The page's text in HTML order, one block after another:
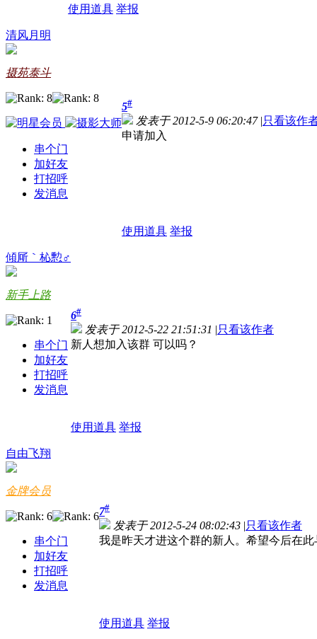
使用道具 举报
清风月明
摄苑泰斗
串个门
加好友
打招呼
发消息
5#
发表于 2012-5-9 06:20:47 |只看该作
申请加入
使用道具 举报
傾厛｀杺憅♂
新手上路
串个门
加好友
打招呼
发消息
6#
发表于 2012-5-22 21:51:31 |只看该作者
新人想加入该群 可以吗？
使用道具 举报
自由飞翔
金牌会员
串个门
加好友
打招呼
发消息
7#
发表于 2012-5-24 08:02:43 |只看该作者
我是昨天才进这个群的新人。希望今后在
使用道具 举报